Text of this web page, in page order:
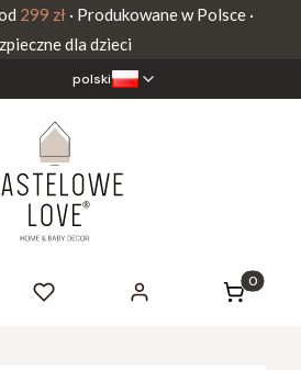
299 zł· Produkowane w Polsce ·
dla dzieci
polski
Produkty